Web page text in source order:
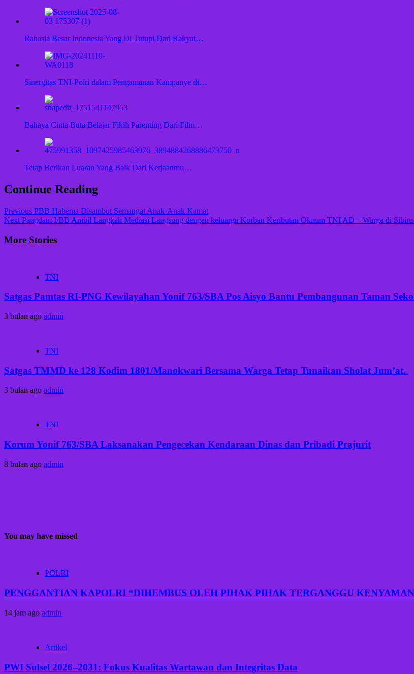
Rahasia Besar Indonesia Yang Di Tutupi Dari Rakyat…
Sinergitas TNI-Polri dalam Pengamanan Kampanye di…
Bahaya Cinta Buta Belajar Fikih Parenting Dari Film…
Tetap Berikan Luaran Yang Baik Dari Kerjaanmu…
Continue Reading
Previous PBB Habema Disambut Semangat Anak-Anak Kamat
Next Pangdam I/BB Ambil Langkah Mediasi Langsung dengan keluarga Korban Keributan Oknum TNI AD – Warga di
More Stories
TNI
Satgas Pamtas RI-PNG Kewilayahan Yonif 763/SBA Pos Aisyo Bantu Pembangunan Taman
3 bulan ago admin
TNI
Satgas TMMD ke 128 Kodim 1801/Manokwari Bersama Warga Tetap Tunaikan Sholat Jum’at. ‎
3 bulan ago admin
TNI
Korum Yonif 763/SBA Laksanakan Pengecekan Kendaraan Dinas dan Pribadi Prajurit
8 bulan ago admin
You may have missed
POLRI
PENGGANTIAN KAPOLRI “DIHEMBUS OLEH PIHAK PIHAK TERGANGGU
14 jam ago admin
Artikel
PWI Sulsel 2026–2031: Fokus Kualitas Wartawan dan Integritas Data